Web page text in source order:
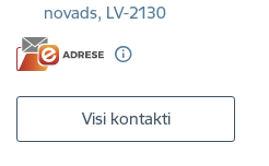
novads, LV-2130
Visi kontakti